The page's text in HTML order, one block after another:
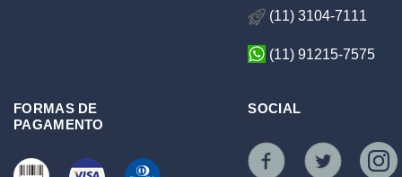
(11) 3104-7111
(11) 91215-7575
FORMAS DE
PAGAMENTO
SOCIAL